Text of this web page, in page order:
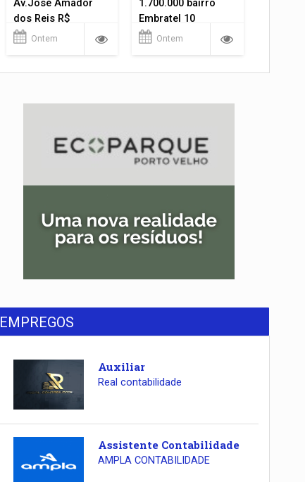
Av.José Amador
dos Reis R$
1.400.000
Ontem
1.700.000 bairro
Embratel 10
apartamentos!
Ontem
EMPREGOS
Auxiliar
Real contabilidade
Assistente Contabilidade
AMPLA CONTABILIDADE